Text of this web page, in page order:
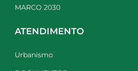
MARCO 2030
ATENDIMENTO
Urbanismo